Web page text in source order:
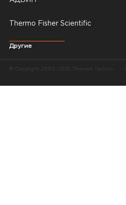
Thermo Fisher Scientific
Другие
© Copyright 2000–2026 Thermo Techno